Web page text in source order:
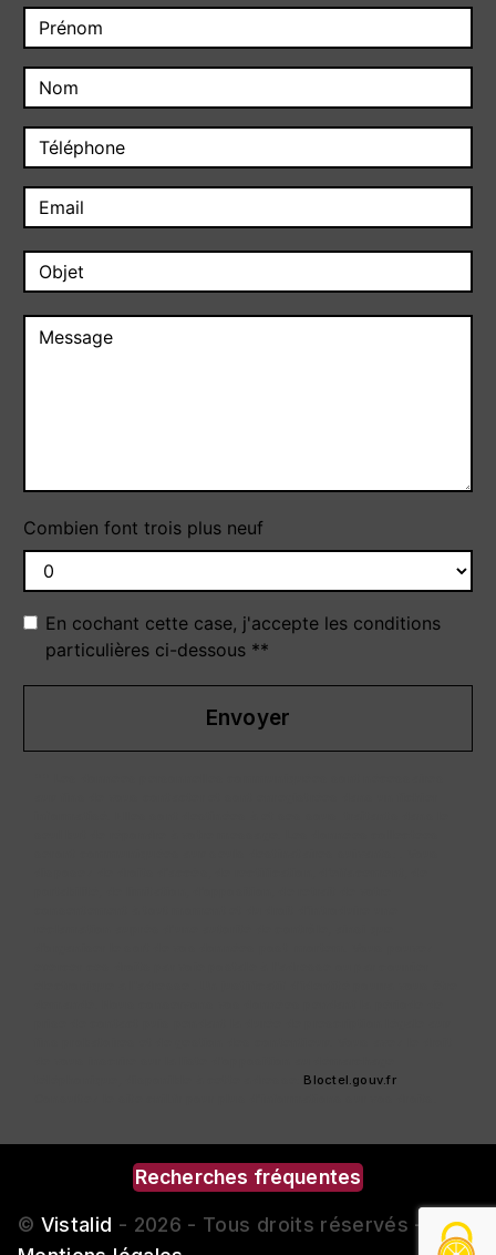
Combien font trois plus neuf
En cochant cette case, j'accepte les conditions
particulières ci-dessous **
Envoyer
Bloctel.gouv.fr.
Recherches fréquentes
© Vistalid - 2026 - Tous droits réservés -